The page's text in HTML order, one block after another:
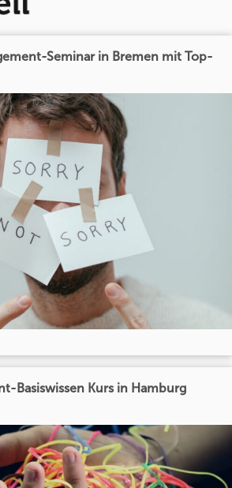
Seminar in Bremen mit Top-
Basiswissen Kurs in Hamburg